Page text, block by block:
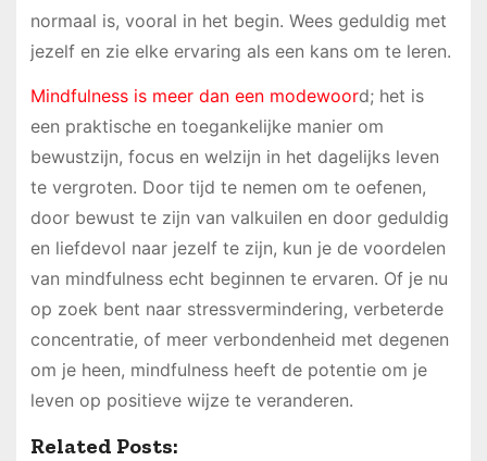
normaal is, vooral in het begin. Wees geduldig met
jezelf en zie elke ervaring als een kans om te leren.
Mindfulness is meer dan een modewoord; het is
een praktische en toegankelijke manier om
bewustzijn, focus en welzijn in het dagelijks leven
te vergroten. Door tijd te nemen om te oefenen,
door bewust te zijn van valkuilen en door geduldig
en liefdevol naar jezelf te zijn, kun je de voordelen
van mindfulness echt beginnen te ervaren. Of je nu
op zoek bent naar stressvermindering, verbeterde
concentratie, of meer verbondenheid met degenen
om je heen, mindfulness heeft de potentie om je
leven op positieve wijze te veranderen.
Related Posts: